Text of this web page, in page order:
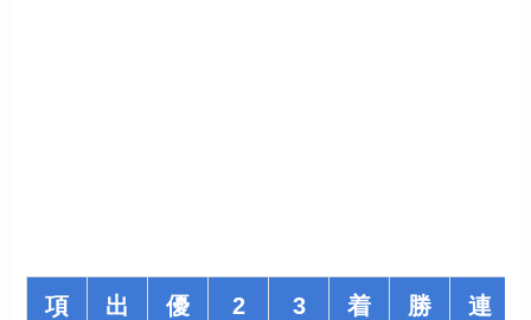
項
出
優
2
3
着
勝
連